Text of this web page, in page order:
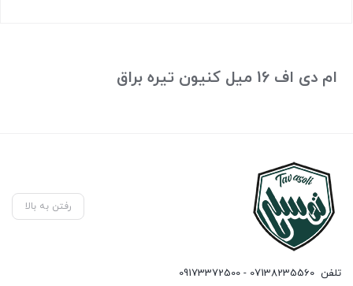
ام دی اف 16 میل کنیون تیره براق
رفتن به بالا
تلفن 07138235560 - 09173372500